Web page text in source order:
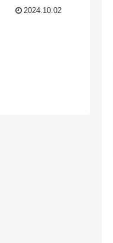
2024.10.02